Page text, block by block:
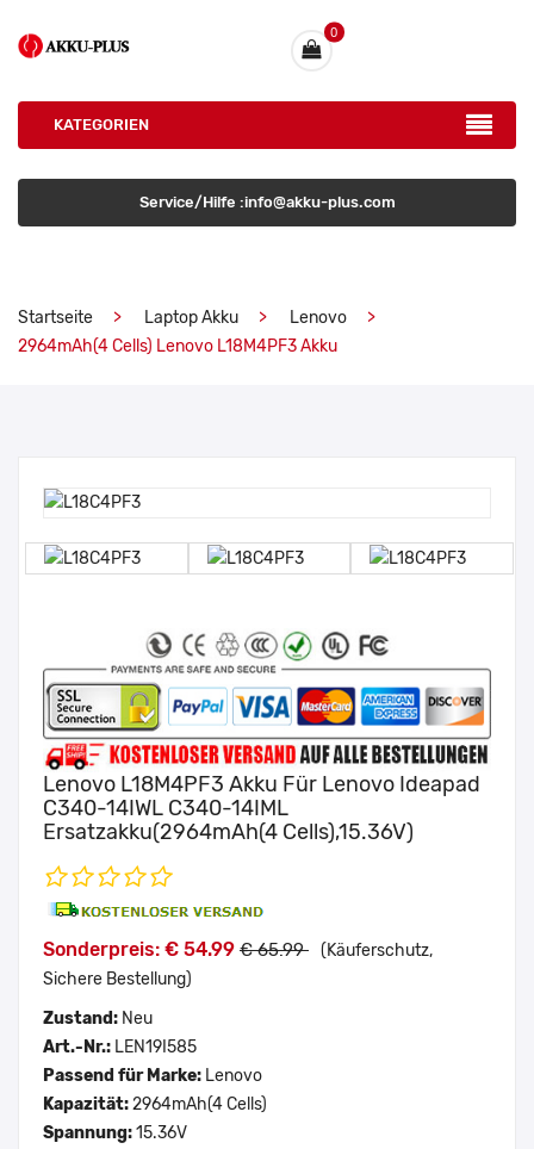
0
KATEGORIEN
Service/Hilfe :info@akku-plus.com
Startseite Laptop Akku
Lenovo
2964mAh(4 Cells) Lenovo L18M4PF3 Akku
Lenovo L18M4PF3 Akku Für Lenovo Ideapad
C340-14IWL C340-14IML
Ersatzakku(2964mAh(4 Cells),15.36V)
Sonderpreis: € 54.99 € 65.99 (Käuferschutz,
Sichere Bestellung)
Zustand: Neu
Art.-Nr.: LEN19I585
Passend für Marke: Lenovo
Kapazität:2964mAh(4 Cells)
Spannung:15.36V